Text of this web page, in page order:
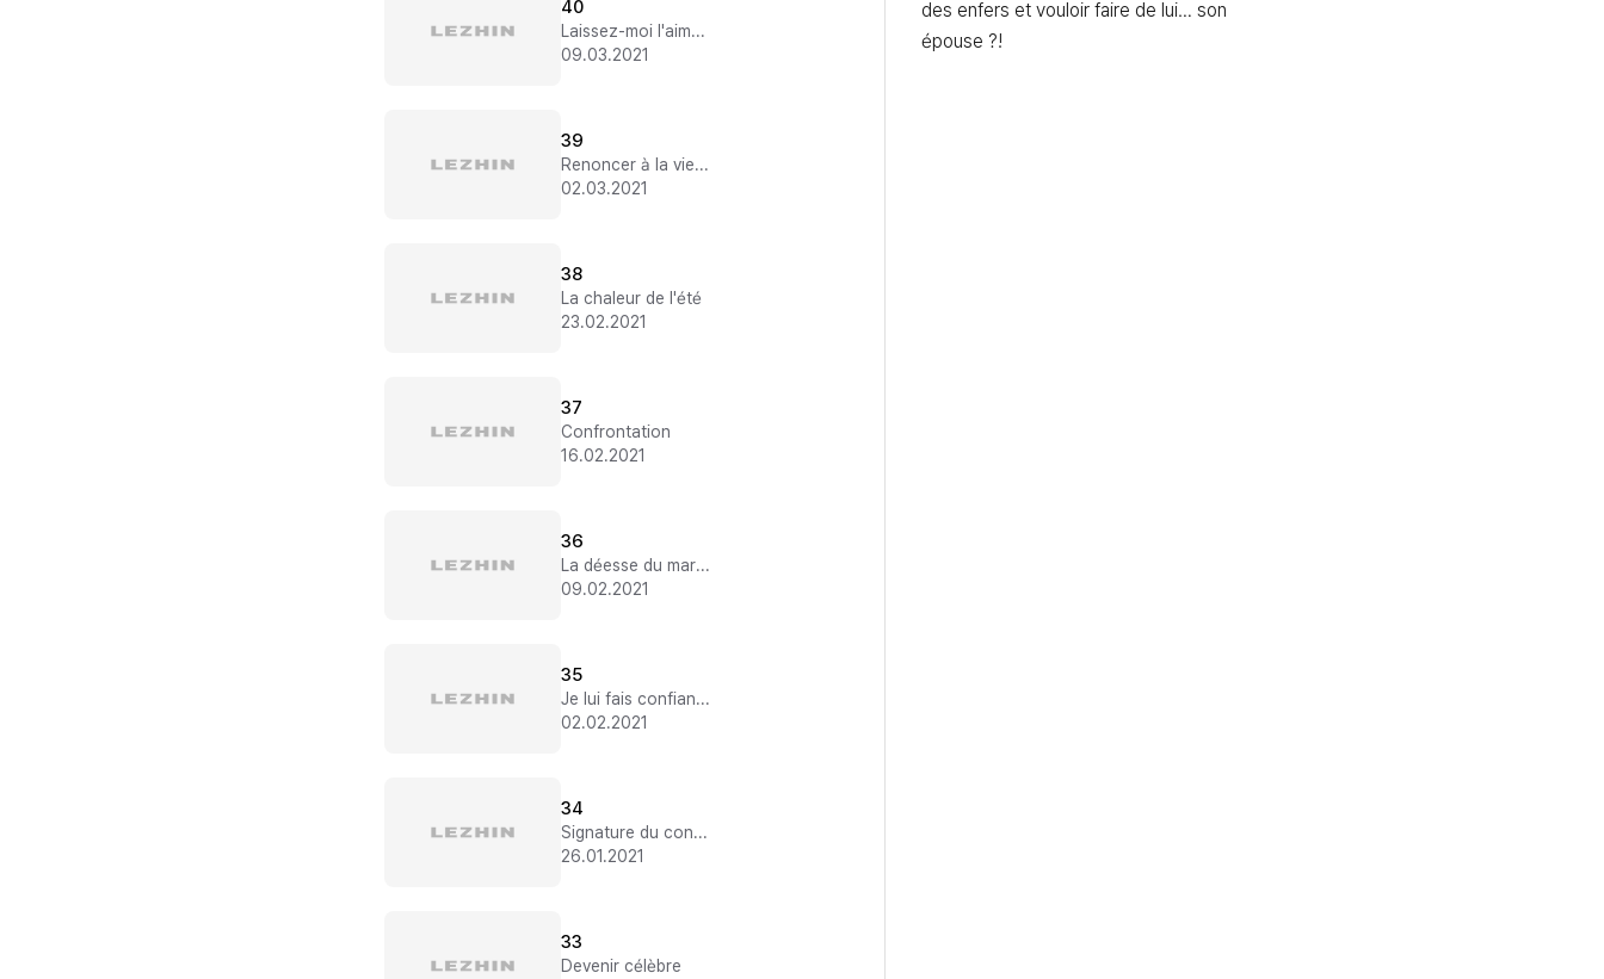
40
Laissez-moi l'aimer !
09.03.2021
39
Renoncer à la vie éternelle ?
02.03.2021
38
La chaleur de l'été
23.02.2021
37
Confrontation
16.02.2021
36
La déesse du mariage
09.02.2021
35
Je lui fais confiance
02.02.2021
34
Signature du contrat
26.01.2021
33
Devenir célèbre
des enfers et vouloir faire de lui… son
épouse ?!